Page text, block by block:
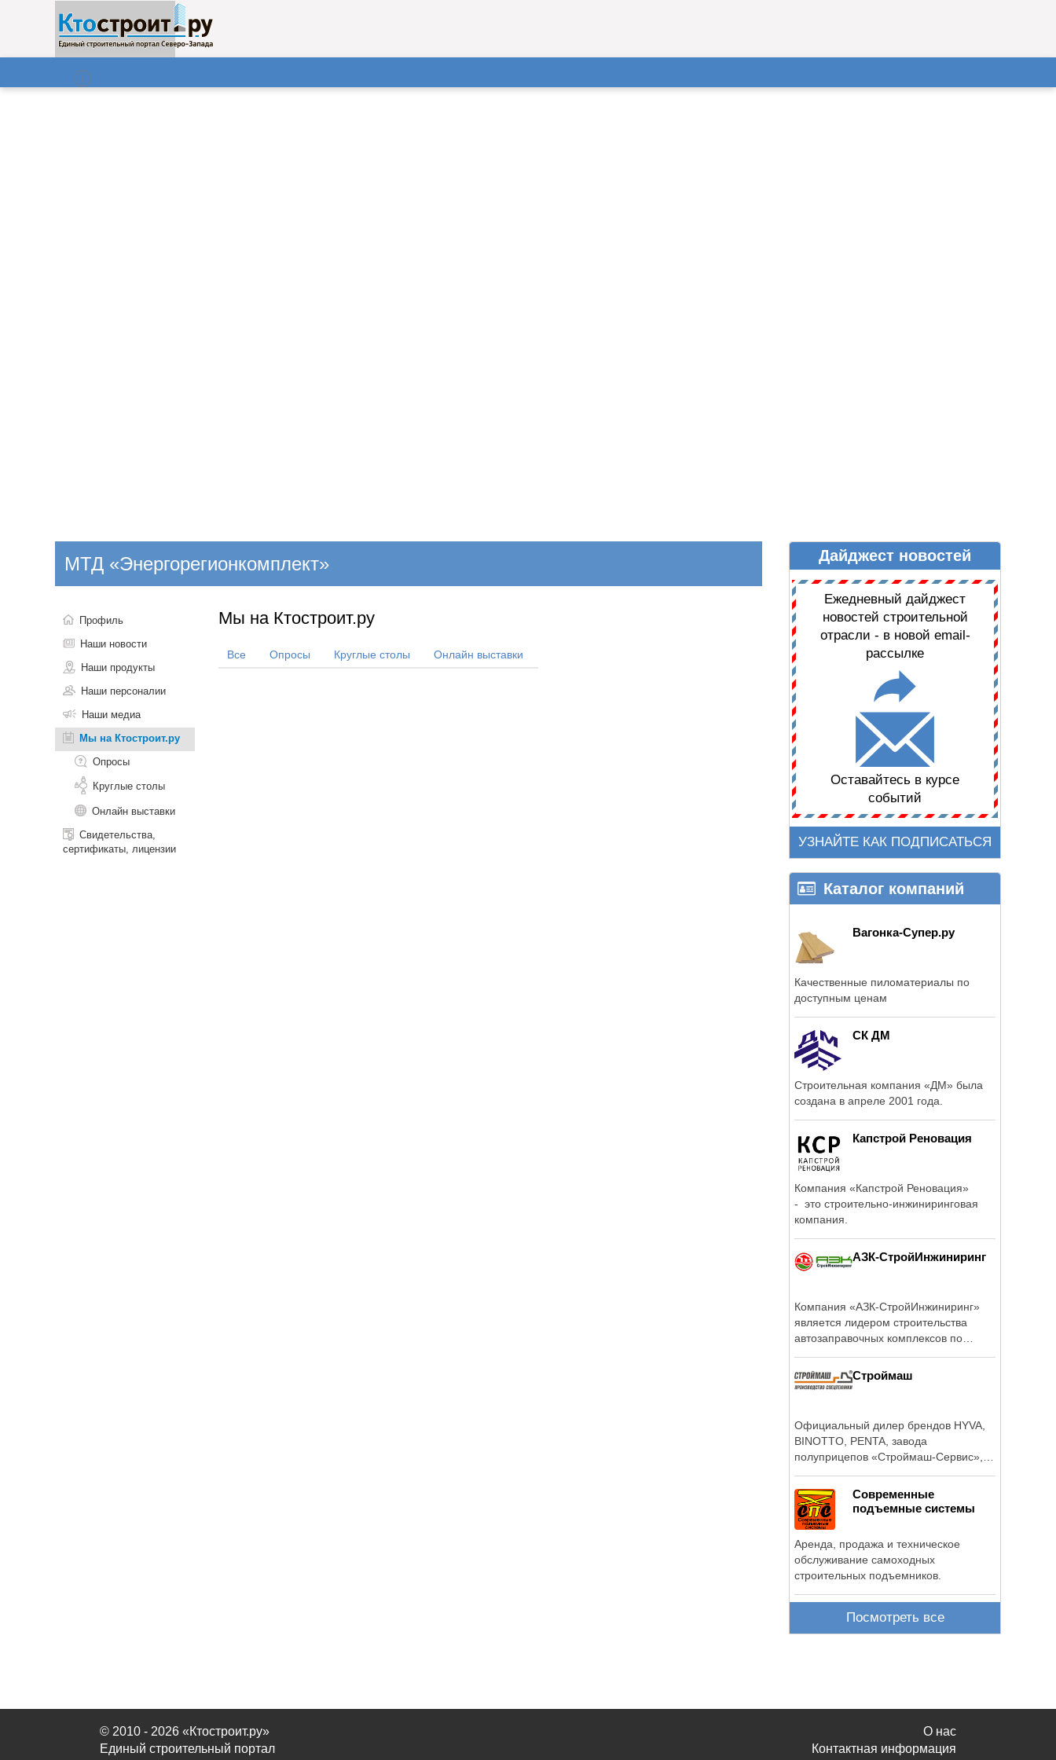
Поиск
НОВОСТИ ДАЙДЖЕСТ НОВОСТЕЙ
МТД «Энергорегионкомплект»
Профиль
Наши новости
Наши продукты
Наши персоналии
Наши медиа
Мы на Ктостроит.ру
Опросы
Круглые столы
Онлайн выставки
Свидетельства,
сертификаты, лицензии
Мы на Ктостроит.ру
Все Опросы Круглые столы Онлайн выставки
Дайджест новостей
Ежедневный дайджест
новостей строительной
отрасли - в новой email-
рассылке
Оставайтесь в курсе
событий
УЗНАЙТЕ КАК ПОДПИСАТЬСЯ
Каталог компаний
Вагонка-Супер.ру
Качественные пиломатериалы по
доступным ценам
СК ДМ
Строительная компания «ДМ» была
создана в апреле 2001 года.
Капстрой Реновация
Компания «Капстрой Реновация»
- это строительно-инжиниринговая
компания.
АЗК-СтройИнжиниринг
Компания «АЗК-СтройИнжиниринг»
является лидером строительства
автозаправочных комплексов по
Строймаш
Официальный дилер брендов HYVA,
BINOTTO, PENTA, завода
полуприцепов «Строймаш-Сервис»,
Современные
подъемные системы
Аренда, продажа и техническое
обслуживание самоходных
строительных подъемников.
Посмотреть все
© 2010 - 2026 «Ктостроит.ру»
Единый строительный портал
О нас
Контактная информация